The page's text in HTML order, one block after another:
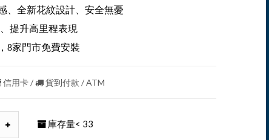
、全新花紋設計、安全無憂
提升高里程表現
8家門市免費安裝
信用卡 / 貨到付款 / ATM
庫存量< 33